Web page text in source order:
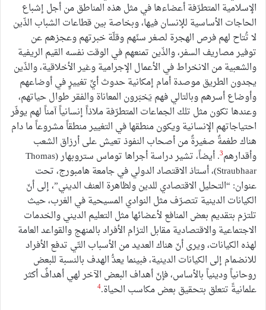
الإسلامية المتطرّفة أعضاءها في مثل هذه المناطق من أجل إشباع
الحاجات الأساسية للإنسان فيها، وبخاصة بين قطاعات الشباب الذّين
لا تُتاح لهم فرص الهجرة لصغر سنّهم وقلّة خبرتهم وعجزهم عن
توفير مصاريف السفر، والذّين تمنعهم في الوقت نفسه القيم الريفية
والشعبية من الانخراط في الأعمال الإجرامية وغير الأخلاقية، والذّين
يجدون الطريق موصدة أمام إمكانية حدوث أيِّ تغييرٍ في أوضاعهم
وأوضاع أسرهم وبالتالي فهم يَخبَرون المعاناة والفقر طوال حياتهم،
وعندها تكون مثل تلك الجماعات المتطرّفة ملاذاً إنسانياً آمناً لهم يوفّر
احتياجاتهم الإنسانية ويكون منطقها في التغيير منطقاً مشروعاً ما دام
هناك طغمةٌ صغيرةٌ من أصحاب النفوذ تعيش على أرزاق الشعب
وأقدارهم3
. أيضاً، تشير دراسة أجراها توماس ستروبهار (Thomas
Straubhaar)، أستاذ الاقتصاد الدولي في جامعة هامبورج، تحت
عنوان: “التحليل الاقتصادي للدين ولظاهرة العنف الديني”، إلى أنّ
الكيانات الدينية تتصرّف مثل النوادي المسيحية في الغرب، حيث
تلتزم بتقديم بعض المنافع لأعضائها مثل التعليم الديني والخدمات
الاجتماعية والاقتصادية مقابل التزام الأفراد بالمنهج والقواعد العامة
لهذه الكيانات، ويرى أنّ هناك العديد من الأسباب التّي تدفع الأفراد
للانضمام إلى الكيانات الدينية، فبينما يعدُّ الهدف بالنسبة للبعض
روحانياً ودينياً بالأساس، فإنّ أهداف البعض الآخر لهي أهدافٌ أكثر
علمانيةً تتعلق بتحقيق بعض مكاسب الحياة.4